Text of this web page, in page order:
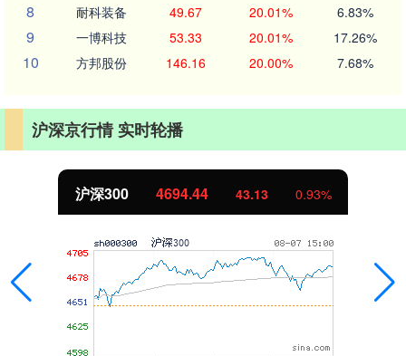
8 耐科装备 49.67 20.01% 6.83%
9 一博科技 53.33 20.01% 17.26%
10 方邦股份 146.16 20.00% 7.68%
沪深京行情 实时轮播
沪深300 4694.44 43.13 0.93%